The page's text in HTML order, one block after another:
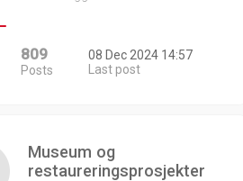
809
Posts
08 Dec 2024 14:57
Last post
Museum og
restaureringsprosjekter